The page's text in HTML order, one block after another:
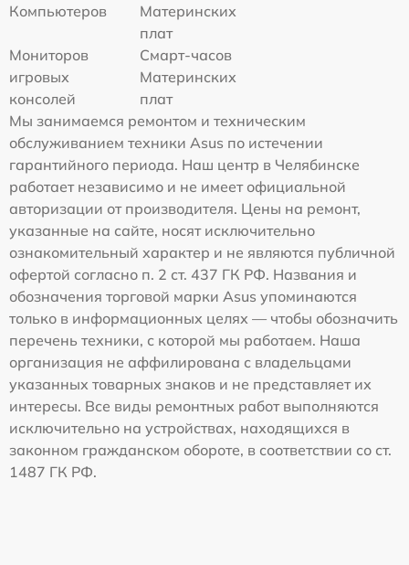
Компьютеров
Материнских
плат
Мониторов
Смарт-часов
игровых
консолей
Материнских
плат
Мы занимаемся ремонтом и техническим
обслуживанием техники Asus по истечении
гарантийного периода. Наш центр в Челябинске
работает независимо и не имеет официальной
авторизации от производителя. Цены на ремонт,
указанные на сайте, носят исключительно
ознакомительный характер и не являются публичной
офертой согласно п. 2 ст. 437 ГК РФ. Названия и
обозначения торговой марки Asus упоминаются
только в информационных целях — чтобы обозначить
перечень техники, с которой мы работаем. Наша
организация не аффилирована с владельцами
указанных товарных знаков и не представляет их
интересы. Все виды ремонтных работ выполняются
исключительно на устройствах, находящихся в
законном гражданском обороте, в соответствии со ст.
1487 ГК РФ.